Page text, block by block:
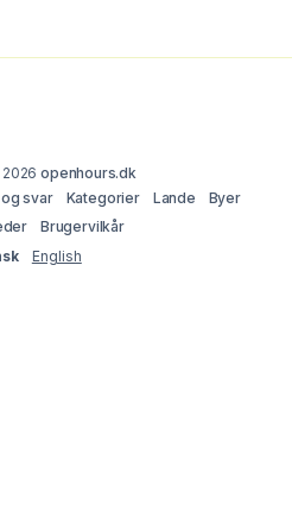
2026openhours.dk
svar Kategorier Lande
Byer
Brugervilkår
English